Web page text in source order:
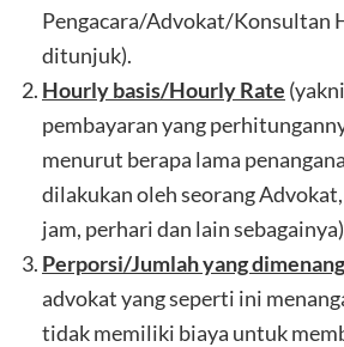
Pengacara/Advokat/Konsultan
ditunjuk).
Hourly basis/Hourly Rate
pembayaran yang
menurut berapa lama
dilakukan oleh seorang
jam, perhari dan lain
Perporsi/Jumlah yang
advokat yang seperti ini
tidak memiliki biaya untuk